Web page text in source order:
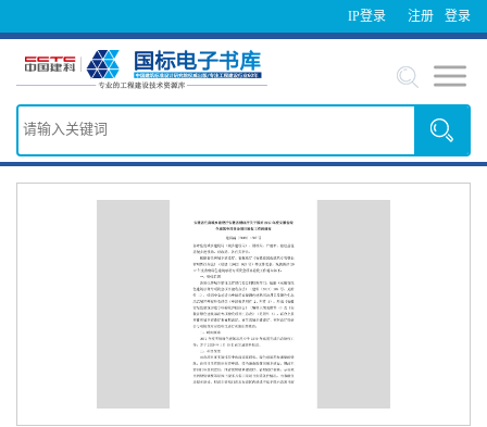
IP登录 登录
注册